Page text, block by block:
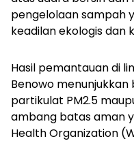
pengelolaan sampah
keadilan ekologis dan
Hasil pemantauan di
Benowo
partikulat PM2.5
ambang batas aman
Health Organization